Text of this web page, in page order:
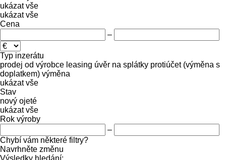
ukázat vše
ukázat vše
Cena
–
Typ inzerátu
prodej od výrobce leasing úvěr na splátky protiúčet (výměna s
doplatkem) výměna
ukázat vše
Stav
nový ojeté
ukázat vše
Rok výroby
–
Chybí vám některé filtry?
Navrhněte změnu
Výsledky hledání: